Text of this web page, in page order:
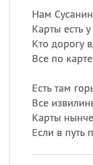
Нам
Карты есть
Кто дорогу
Все по
Есть там
Все
Карты
Если в путь